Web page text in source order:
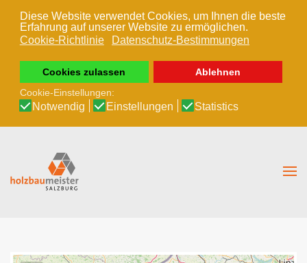
Diese Website verwendet Cookies, um Ihnen die beste
Erfahrung auf unserer Website zu ermöglichen.
Cookie-Richtlinie
Datenschutz-Bestimmungen
Cookies zulassen
Ablehnen
Cookie-Einstellungen:
Notwendig Einstellungen Statistics
Zum Hauptinhalt springen